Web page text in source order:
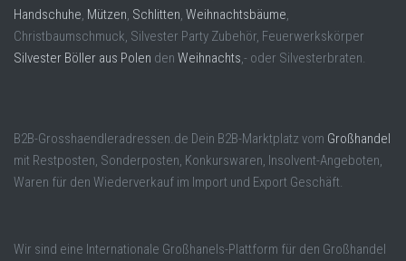
Handschuhe, Mützen, Schlitten, Weihnachtsbäume,
Christbaumschmuck, Silvester Party Zubehör, Feuerwerkskörper
Silvester Böller aus Polen den Weihnachts,- oder Silvesterbraten.
B2B-Grosshaendleradressen.de Dein B2B-Marktplatz vom Großhandel
mit Restposten, Sonderposten, Konkurswaren, Insolvent-Angeboten,
Waren für den Wiederverkauf im Import und Export Geschäft.
Wir sind eine Internationale Großhanels-Plattform für den Großhandel